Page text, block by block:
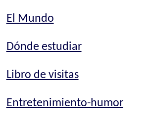
El Mundo
Dónde estudiar
Libro de visitas
Entretenimiento-humor